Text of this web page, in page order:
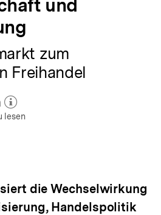
und
zum
Freihandel
Autor)
öffnen
lesen
die Wechselwirkung
Handelspolitik